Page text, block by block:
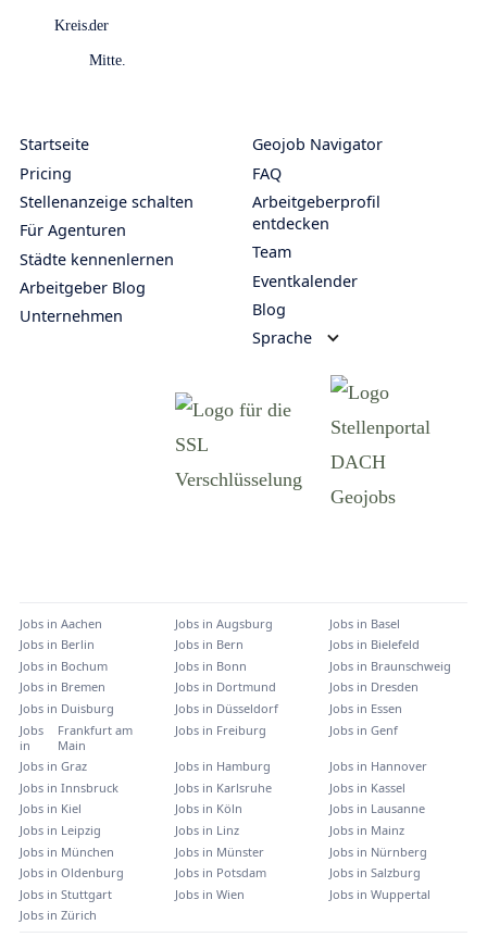
Startseite
Pricing
Stellenanzeige schalten
Für Agenturen
Städte kennenlernen
Arbeitgeber Blog
Unternehmen
Geojob Navigator
FAQ
Arbeitgeberprofil
entdecken
Team
Eventkalender
Blog
Sprache
Jobs in Aachen Jobs in Augsburg Jobs in Basel
Jobs in Berlin Jobs in Bern Jobs in Bielefeld
Jobs in Bochum Jobs in Bonn Jobs in Braunschweig
Jobs in Bremen Jobs in Dortmund Jobs in Dresden
Jobs in Duisburg Jobs in Düsseldorf Jobs in Essen
Jobs
in
Frankfurt am
Main
Jobs in Freiburg Jobs inGenf
Jobs in Graz Jobs in Hamburg Jobs in Hannover
Jobs in Innsbruck Jobs in Karlsruhe Jobs in Kassel
Jobs in Kiel Jobs in Köln Jobs in Lausanne
Jobs in Leipzig Jobs in Linz Jobs in Mainz
Jobs in München Jobs in Münster Jobs in Nürnberg
Jobs in Oldenburg Jobs in Potsdam Jobs inSalzburg
Jobs in Stuttgart Jobs in Wien Jobs inWuppertal
Jobs in Zürich